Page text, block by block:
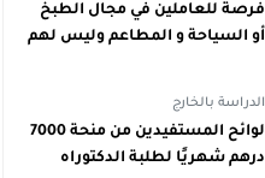
فرصة للعاملين في مجال الطبخ
أو السياحة و المطاعم وليس لهم
الدراسة بالخارج
لوائح المستفيدين من منحة 7000
درهم شهريًا لطلبة الدكتوراه